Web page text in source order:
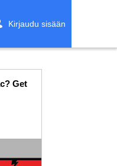
Kirjaudu sisään
Get